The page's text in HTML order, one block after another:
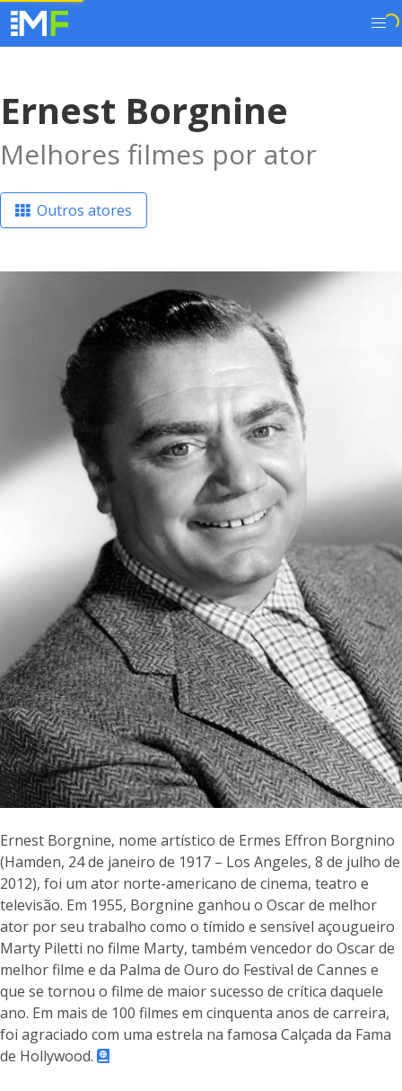
Ernest Borgnine
Melhores filmes por ator
Outros atores
Ernest Borgnine, nome artístico de Ermes Effron Borgnino
(Hamden, 24 de janeiro de 1917 – Los Angeles, 8 de julho de
2012), foi um ator norte-americano de cinema, teatro e
televisão. Em 1955, Borgnine ganhou o Oscar de melhor
ator por seu trabalho como o tímido e sensível açougueiro
Marty Piletti no filme Marty, também vencedor do Oscar de
melhor filme e da Palma de Ouro do Festival de Cannes e
que se tornou o filme de maior sucesso de crítica daquele
ano. Em mais de 100 filmes em cinquenta anos de carreira,
foi agraciado com uma estrela na famosa Calçada da Fama
de Hollywood.